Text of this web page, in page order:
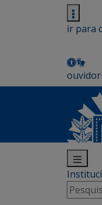
ir para
por: